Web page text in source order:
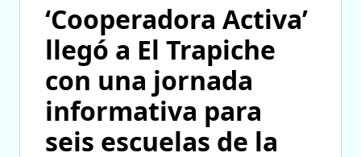
‘Cooperadora Activa’
llegó a El Trapiche
con una jornada
informativa para
seis escuelas de la